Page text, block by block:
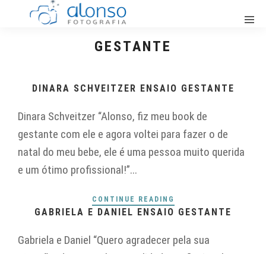
GESTANTE
DINARA SCHVEITZER ENSAIO GESTANTE
Dinara Schveitzer “Alonso, fiz meu book de
gestante com ele e agora voltei para fazer o de
natal do meu bebe, ele é uma pessoa muito querida
e um ótimo profissional!”...
CONTINUE READING
GABRIELA E DANIEL ENSAIO GESTANTE
Gabriela e Daniel “Quero agradecer pela sua